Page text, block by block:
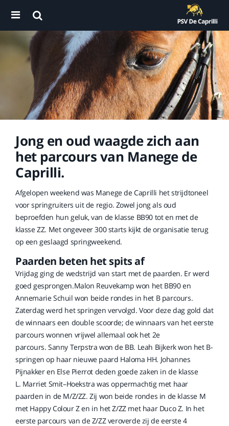
Jong en oud waagde zich aan
het parcours van Manege de
Caprilli.
Afgelopen weekend was Manege de Caprilli het strijdtoneel
voor springruiters uit de regio. Zowel jong als oud
beproefden hun geluk, van de klasse BB90 tot en met de
klasse ZZ. Met ongeveer 300 starts kijkt de organisatie terug
op een geslaagd springweekend.
Paarden beten het spits af
Vrijdag ging de wedstrijd van start met de paarden. Er werd
goed gesprongen.Malon Reuvekamp won het BB90 en
Annemarie Schuil won beide rondes in het B parcours.
Zaterdag werd het springen vervolgd. Voor deze dag gold dat
de winnaars een double scoorde; de winnaars van het eerste
parcours wonnen vrijwel allemaal ook het 2e
parcours. Sanny Terpstra won de BB. Leah Bijkerk won het B-
springen op haar nieuwe paard Haloma HH. Johannes
Pijnakker en Else Pierrot deden goede zaken in de klasse
L. Marriet Smit–Hoekstra was oppermachtig met haar
paarden in de M/Z/ZZ. Zij won beide rondes in de klasse M
met Happy Colour Z en in het Z/ZZ met haar Duco Z. In het
eerste parcours van de Z/ZZ veroverde zij de eerste 4